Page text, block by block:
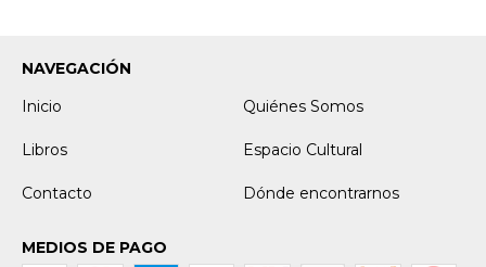
NAVEGACIÓN
Inicio
Quiénes Somos
Libros Espacio Cultural
Contacto Dónde encontrarnos
MEDIOS DE PAGO